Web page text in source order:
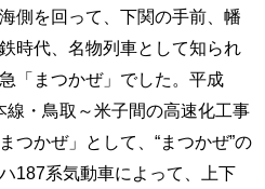
側を回って、下関の手前、幡
時代、名物列車として知られ
「まつかぜ」でした。平成
・鳥取～米子間の高速化工事
つかぜ」として、“まつかぜ”の
187系気動車によって、上下